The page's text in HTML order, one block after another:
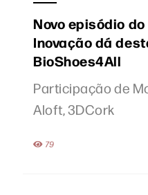
Novo episódio
Inovação dá
BioShoes4All
Participação de
Aloft, 3DCork
79